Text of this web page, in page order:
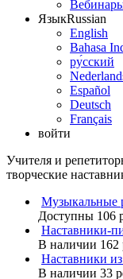
ЯзыкRussian
English
Bahasa
ру́сский
Español
Deutsch
Français
войти
Учителя и
творческие
Музыкальные
Доступны 106
Наставники-
В наличии 162
Наставники
В наличии 33